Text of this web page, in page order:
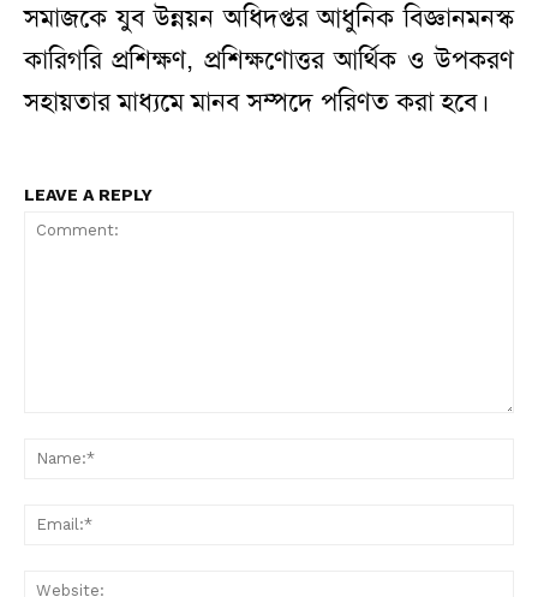
সমাজকে যুব উন্নয়ন অধিদপ্তর আধুনিক বিজ্ঞানমনস্ক
কারিগরি প্রশিক্ষণ, প্রশিক্ষণোত্তর আর্থিক ও উপকরণ
সহায়তার মাধ্যমে মানব সম্পদে পরিণত করা হবে।
LEAVE A REPLY